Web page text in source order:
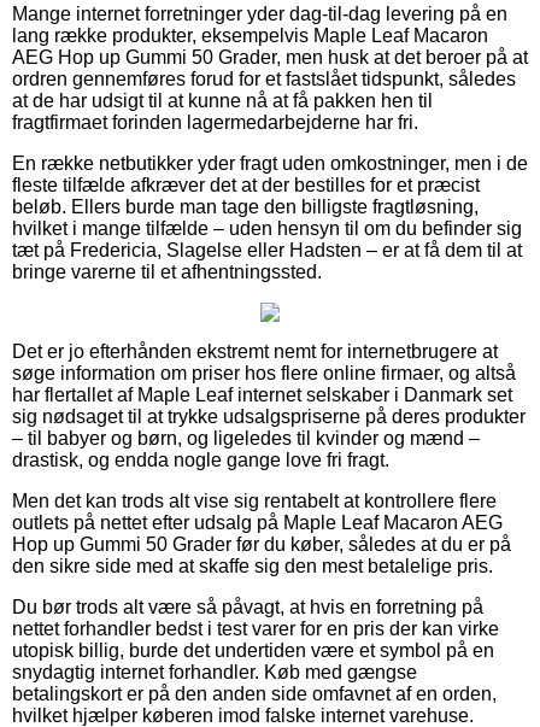
Mange internet forretninger yder dag-til-dag levering på en
lang række produkter, eksempelvis Maple Leaf Macaron
AEG Hop up Gummi 50 Grader, men husk at det beroer på at
ordren gennemføres forud for et fastslået tidspunkt, således
at de har udsigt til at kunne nå at få pakken hen til
fragtfirmaet forinden lagermedarbejderne har fri.
En række netbutikker yder fragt uden omkostninger, men i de
fleste tilfælde afkræver det at der bestilles for et præcist
beløb. Ellers burde man tage den billigste fragtløsning,
hvilket i mange tilfælde – uden hensyn til om du befinder sig
tæt på Fredericia, Slagelse eller Hadsten – er at få dem til at
bringe varerne til et afhentningssted.
Det er jo efterhånden ekstremt nemt for internetbrugere at
søge information om priser hos flere online firmaer, og altså
har flertallet af Maple Leaf internet selskaber i Danmark set
sig nødsaget til at trykke udsalgspriserne på deres produkter
– til babyer og børn, og ligeledes til kvinder og mænd –
drastisk, og endda nogle gange love fri fragt.
Men det kan trods alt vise sig rentabelt at kontrollere flere
outlets på nettet efter udsalg på Maple Leaf Macaron AEG
Hop up Gummi 50 Grader før du køber, således at du er på
den sikre side med at skaffe sig den mest betalelige pris.
Du bør trods alt være så påvagt, at hvis en forretning på
nettet forhandler bedst i test varer for en pris der kan virke
utopisk billig, burde det undertiden være et symbol på en
snydagtig internet forhandler. Køb med gængse
betalingskort er på den anden side omfavnet af en orden,
hvilket hjælper køberen imod falske internet varehuse.